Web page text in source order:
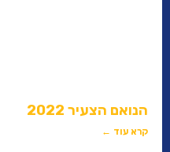
הנואם הצעיר 2022
קרא עוד ←